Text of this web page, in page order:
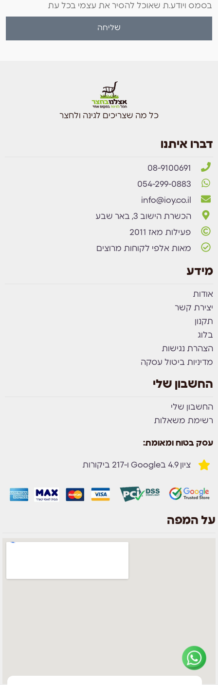
בסמס ויודע.ת שאוכל להסיר את עצמי בכל עת
שליחה
כל מה שצריכים לגינה ולחצר
דברו איתנו
08-9100691
054-299-0883
info@ioy.co.il
הכשרת הישוב 3, באר שבע
פעילות מאז 2011
מאות אלפי לקוחות מרוצים
מידע
אודות
יצירת קשר
תקנון
בלוג
הצהרת נגישות
מדיניות ביטול עסקה
החשבון שלי
החשבון שלי
רשימת משאלות
עסק בטוח ומאומת:
ציון 4.9 בGoogle ו-217 ביקורות
על המפה